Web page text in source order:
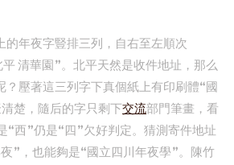
的年夜字豎排三列，自右至左順次
清華園”。北平天然是收件地址，那么
？壓著這三列字下真個紙上有印刷體“國
楚，隨后的字只剩下交流部門筆畫，看
“西”仍是“四”欠好判定。猜測寄件地址
”，也能夠是“國立四川年夜學”。陳竹